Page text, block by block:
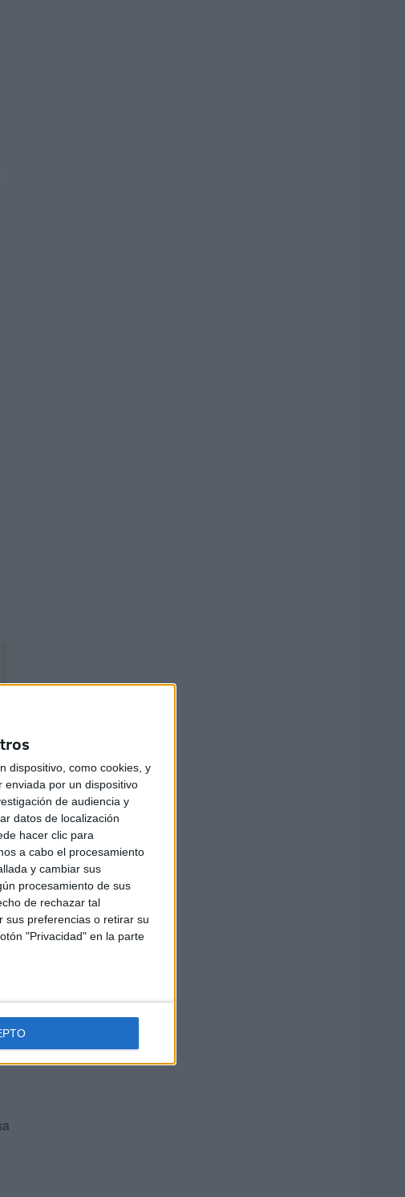
dispositivo, como cookies, y
enviada por un dispositivo
de audiencia y
datos de localización
hacer clic para
a cabo el procesamiento
y cambiar sus
procesamiento de sus
de rechazar tal
sus preferencias o retirar su
"Privacidad" en la parte